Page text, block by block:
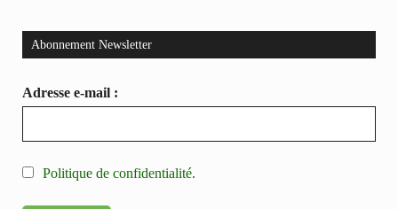
Abonnement Newsletter
Adresse e-mail :
Politique de confidentialité.